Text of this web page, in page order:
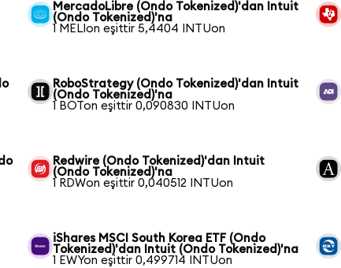
MercadoLibre (Ondo Tokenized)'dan Intuit
(Ondo Tokenized)'na
1 MELIon eşittir 5,4404 INTUon
RoboStrategy (Ondo Tokenized)'dan Intuit
(Ondo Tokenized)'na
1 BOTon eşittir 0,090830 INTUon
Redwire (Ondo Tokenized)'dan Intuit
(Ondo Tokenized)'na
1 RDWon eşittir 0,040512 INTUon
iShares MSCI South Korea ETF (Ondo
Tokenized)'dan Intuit (Ondo Tokenized)'na
1 EWYon eşittir 0,499714 INTUon